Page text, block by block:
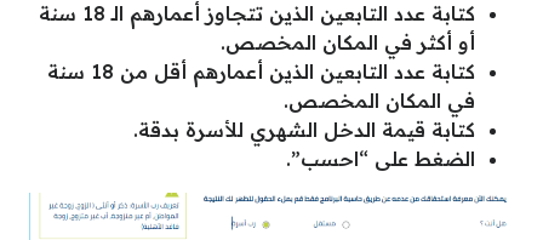
كتابة عدد التابعين الذين تتجاوز أعمارهم الـ 18 سنة
أو أكثر في المكان المخصص.
كتابة عدد التابعين الذين أعمارهم أقل من 18 سنة
في المكان المخصص.
كتابة قيمة الدخل الشهري للأسرة بدقة.
الضغط على “احسب”.